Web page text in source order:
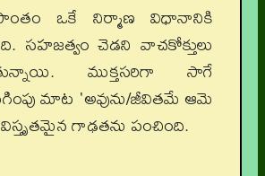
ఒకే నిర్మాణ విధానానికి
సహజత్వం చెడని వాచకోక్తులు
ముక్తసరిగా సాగే
మాట 'అవును/జీవితమే ఆమె
గాఢతను పంచింది.